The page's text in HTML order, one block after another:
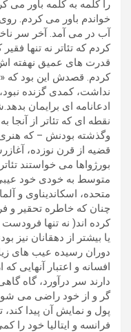
را کلمه به کلمه باور می
خواندم باور می کردم.
آب در می آمد. آخر سر
کردم که تئاتر نه تنها
قدرت های عمیق نهفته
کردم. قصدش این بود که
نداشت، کمدی گزنده
ادعانامه ای برایمان
نقطه ای که تئاتر از آنجا
وگذشته بودنش – که
قضیه از قرن نوزده،
بورژواها می خواستند
متوسط به خودی خود عیبی
متحده، اسکاندیناوی و
چنان که خاطره تحقیر
کرده اند( نه تنها
یا بیشتر از دهقانان نیز
دوران رسیده عیب های
افسانه و اعتبار آنهایی
دارند سر درآورد، گاه
گر و از خود راضی می
پول و نمایش آن پیدا
فرانسه و ایتالیا خود